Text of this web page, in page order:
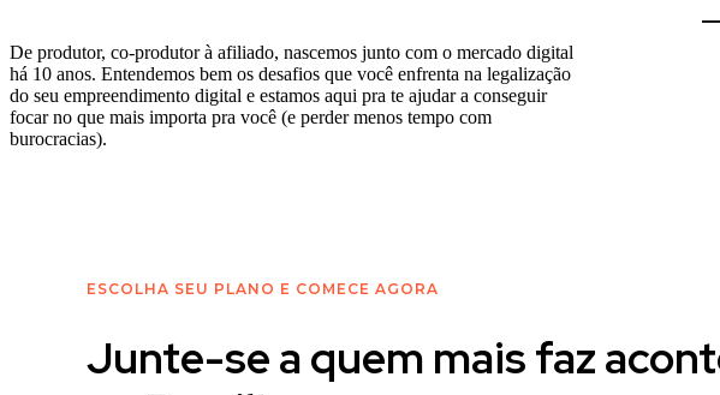
De produtor, co-produtor à afiliado, nascemos junto com o mercado digital
há 10 anos. Entendemos bem os desafios que você enfrenta na legalização
do seu empreendimento digital e estamos aqui pra te ajudar a conseguir
focar no que mais importa pra você (e perder menos tempo com
burocracias).
ESCOLHA SEU PLANO E COMECE AGORA
Junte-se a quem mais faz